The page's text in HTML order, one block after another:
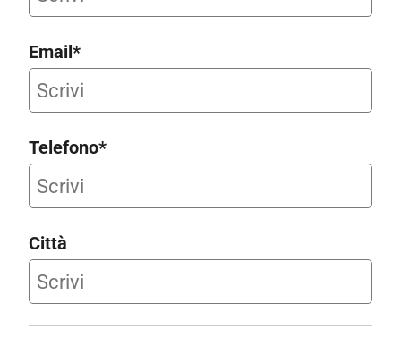
Email*
Telefono*
Città